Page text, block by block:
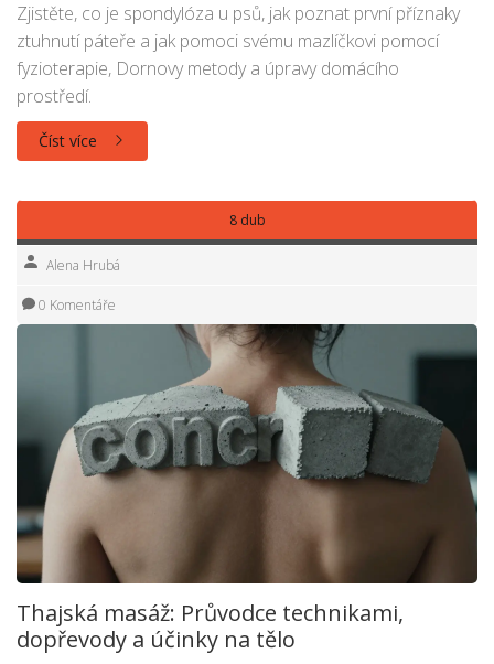
Zjistěte, co je spondylóza u psů, jak poznat první příznaky
ztuhnutí páteře a jak pomoci svému mazlíčkovi pomocí
fyzioterapie, Dornovy metody a úpravy domácího
prostředí.
Číst více
8 dub
Alena Hrubá
0 Komentáře
Thajská masáž: Průvodce technikami,
dopřevody a účinky na tělo